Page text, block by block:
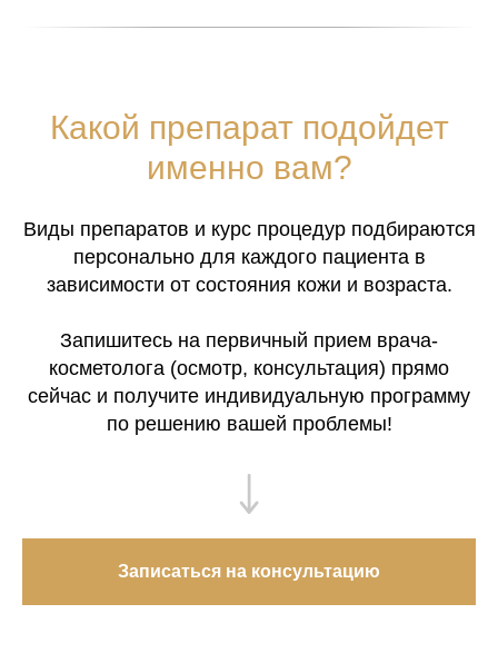
Какой препарат подойдет
именно вам?
Виды препаратов и курс процедур подбираются
персонально для каждого пациента в
зависимости от состояния кожи и возраста.
Запишитесь на первичный прием врача-
косметолога (осмотр, консультация) прямо
сейчас и получите индивидуальную программу
по решению вашей проблемы!
Записаться на консультацию